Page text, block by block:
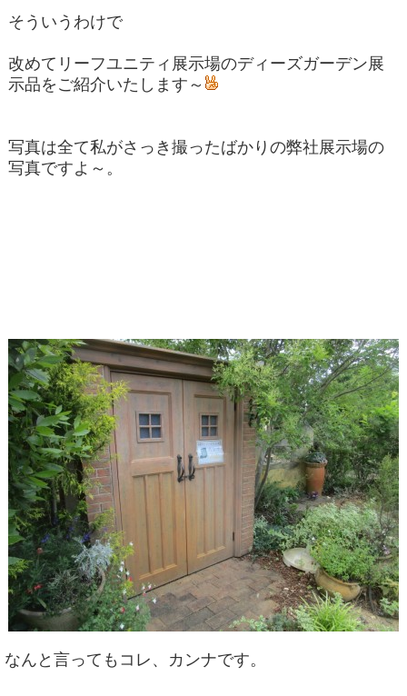
そういうわけで
改めてリーフユニティ展示場のディーズガーデン展
示品をご紹介いたします～
写真は全て私がさっき撮ったばかりの弊社展示場の
写真ですよ～。
なんと言ってもコレ、カンナです。